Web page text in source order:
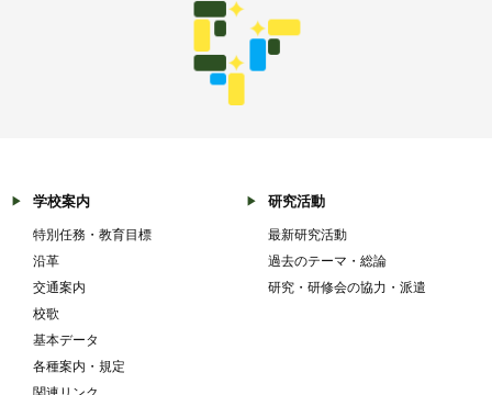
学校案内
特別任務・教育目標
沿革
交通案内
校歌
基本データ
各種案内・規定
研究活動
最新研究活動
過去のテーマ・総論
研究・研修会の協力・派遣